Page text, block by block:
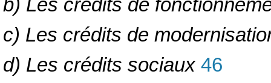
b) Les crédits de
c) Les crédits de
d) Les crédits sociaux46